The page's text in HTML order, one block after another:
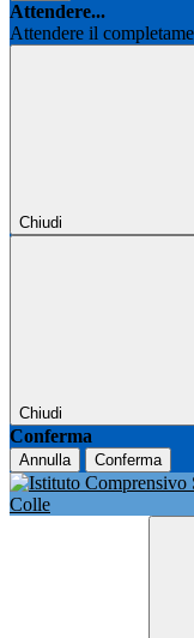
Attendere...
Attendere il
Chiudi
Chiudi
Conferma
Annulla Conferma